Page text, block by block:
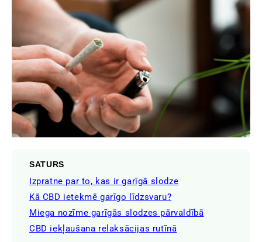
SATURS
Izpratne par to, kas ir garīgā slodze
Kā CBD ietekmē garīgo līdzsvaru?
Miega nozīme garīgās slodzes pārvaldībā
CBD iekļaušana relaksācijas rutīnā